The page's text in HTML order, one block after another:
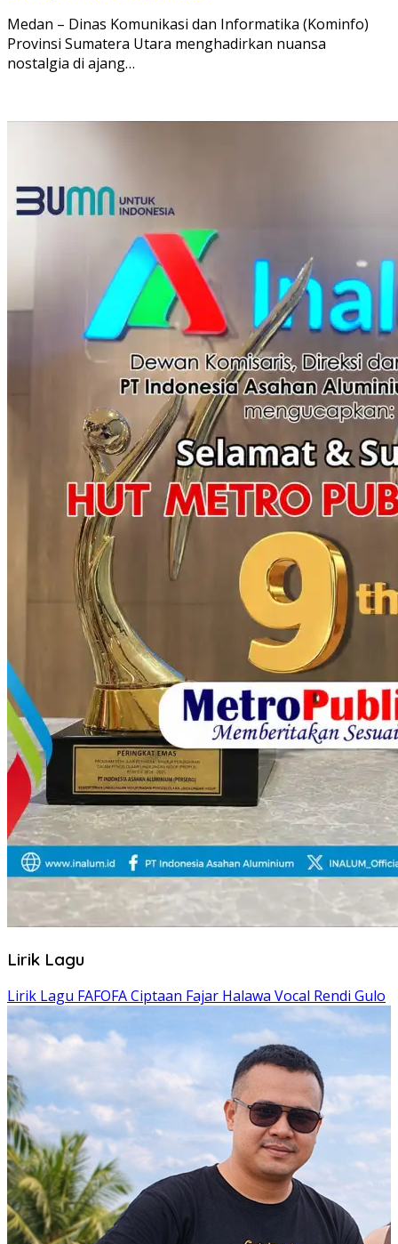
Medan – Dinas Komunikasi dan Informatika (Kominfo)
Provinsi Sumatera Utara menghadirkan nuansa
nostalgia di ajang…
Lirik Lagu
Lirik Lagu FAFOFA Ciptaan Fajar Halawa Vocal Rendi Gulo